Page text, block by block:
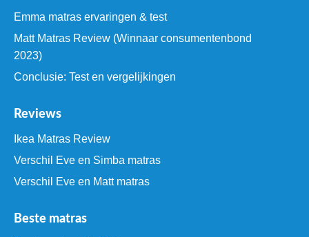
Emma matras ervaringen & test
Matt Matras Review (Winnaar consumentenbond
2023)
Conclusie: Test en vergelijkingen
Reviews
Ikea Matras Review
Verschil Eve en Simba matras
Verschil Eve en Matt matras
Beste matras